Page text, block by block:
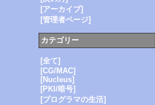
[アーカイブ]
[管理者ページ]
カテゴリー
[全て]
[CG/MAC]
[Nucleus]
[PKI/暗号]
[プログラマの生活]